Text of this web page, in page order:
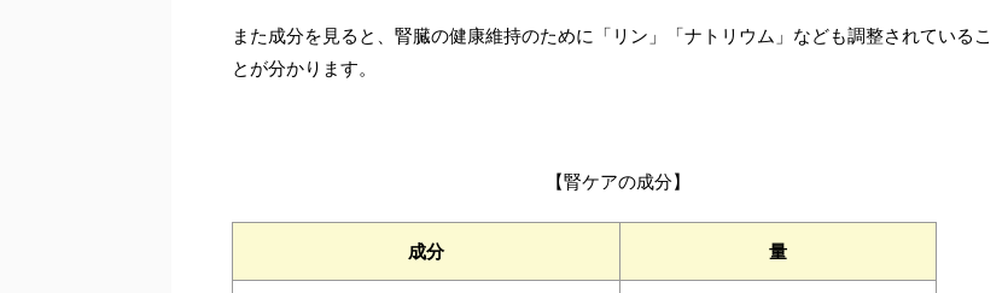
また成分を見ると、腎臓の健康維持のために「リン」「ナトリウム」なども調整されているこ
とが分かります。
【腎ケアの成分】
成分 量